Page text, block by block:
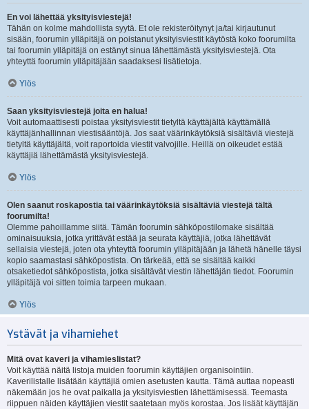
En voi lähettää yksityisviestejä!
Tähän on kolme mahdollista syytä. Et ole rekisteröitynyt ja/tai kirjautunut
sisään, foorumin ylläpitäjä on poistanut yksityisviestit käytöstä koko foorumilta
tai foorumin ylläpitäjä on estänyt sinua lähettämästä yksityisviestejä. Ota
yhteyttä foorumin ylläpitäjään saadaksesi lisätietoja.
Ylös
Saan yksityisviestejä joita en halua!
Voit automaattisesti poistaa yksityisviestit tietyltä käyttäjältä käyttämällä
käyttäjänhallinnan viestisääntöjä. Jos saat väärinkäytöksiä sisältäviä viestejä
tietyltä käyttäjältä, voit raportoida viestit valvojille. Heillä on oikeudet estää
käyttäjiä lähettämästä yksityisviestejä.
Ylös
Olen saanut roskapostia tai väärinkäytöksiä sisältäviä viestejä tältä
foorumilta!
Olemme pahoillamme siitä. Tämän foorumin sähköpostilomake sisältää
ominaisuuksia, jotka yrittävät estää ja seurata käyttäjiä, jotka lähettävät
sellaisia viestejä, joten ota yhteyttä foorumin ylläpitäjään ja lähetä hänelle täysi
kopio saamastasi sähköpostista. On tärkeää, että se sisältää kaikki
otsaketiedot sähköpostista, jotka sisältävät viestin lähettäjän tiedot. Foorumin
ylläpitäjä voi sitten toimia tarpeen mukaan.
Ylös
Ystävät ja vihamiehet
Mitä ovat kaveri ja vihamieslistat?
Voit käyttää näitä listoja muiden foorumin käyttäjien organisointiin.
Kaverilistalle lisätään käyttäjiä omien asetusten kautta. Tämä auttaa nopeasti
näkemään jos he ovat paikalla ja yksityisviestien lähettämisessä. Teemasta
riippuen näiden käyttäjien viestit saatetaan myös korostaa. Jos lisäät käyttäjän